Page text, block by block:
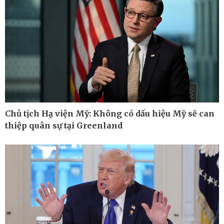
Xe máy
Thông tin doanh nghiệp
Doanh nghiệp 24h
Doanh nhân
Vì cộng đồng
Chủ tịch Hạ viện Mỹ: Không có dấu hiệu Mỹ sẽ can
thiệp quân sự tại Greenland